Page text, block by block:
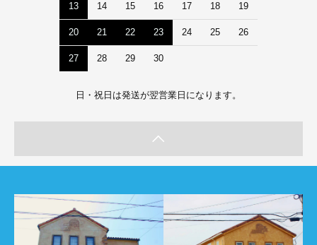
13 14 15 16 17 18 19
20 21 22 23 24 25 26
27 28 29 30
日・祝日は発送が翌営業日になります。